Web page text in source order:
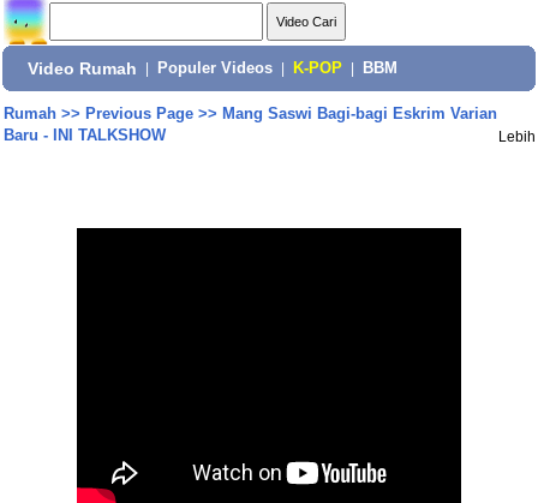
Video Rumah Populer Videos K-POP BBM
Rumah>> Previous Page>> Mang Saswi Bagi-bagi Eskrim Varian
Baru - INI TALKSHOW
Lebih